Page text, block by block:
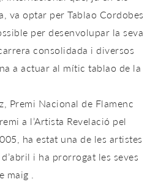
va optar per Tablao Cordobes
per desenvolupar la seva
consolidada i diversos
a actuar al mític tablao de la
Premi Nacional de Flamenc
a l’Artista Revelació pel
ha estat una de les artistes
i ha prorrogat les seves
maig .